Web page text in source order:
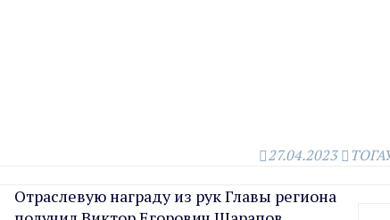
27.04.2023
Отраслевую награду из рук Главы региона